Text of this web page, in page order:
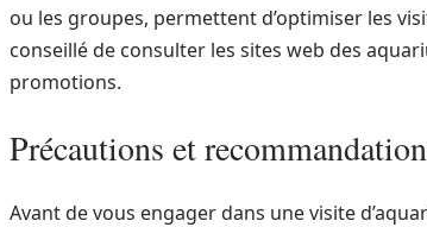
ou les groupes, permettent d’optimiser les
conseillé de consulter les sites web des
promotions.
Précautions et
Avant de vous engager dans une visite